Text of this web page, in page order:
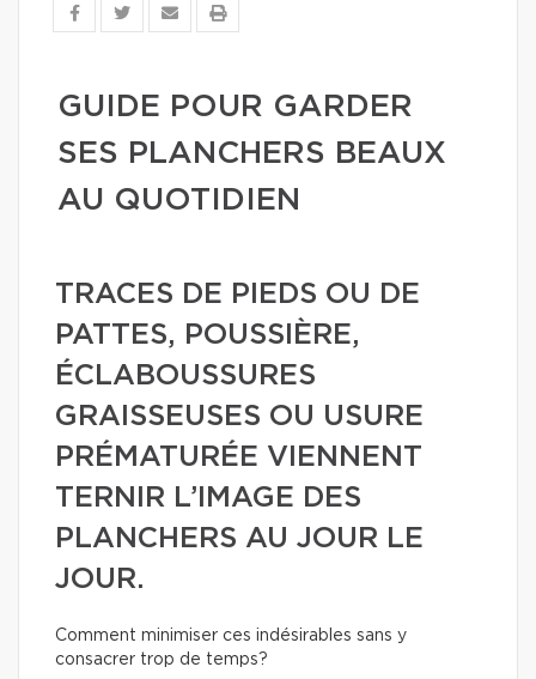
GUIDE POUR GARDER
SES PLANCHERS BEAUX
AU QUOTIDIEN
TRACES DE PIEDS OU DE
PATTES, POUSSIÈRE,
ÉCLABOUSSURES
GRAISSEUSES OU USURE
PRÉMATURÉE VIENNENT
TERNIR L’IMAGE DES
PLANCHERS AU JOUR LE
JOUR.
Comment minimiser ces indésirables sans y
consacrer trop de temps?